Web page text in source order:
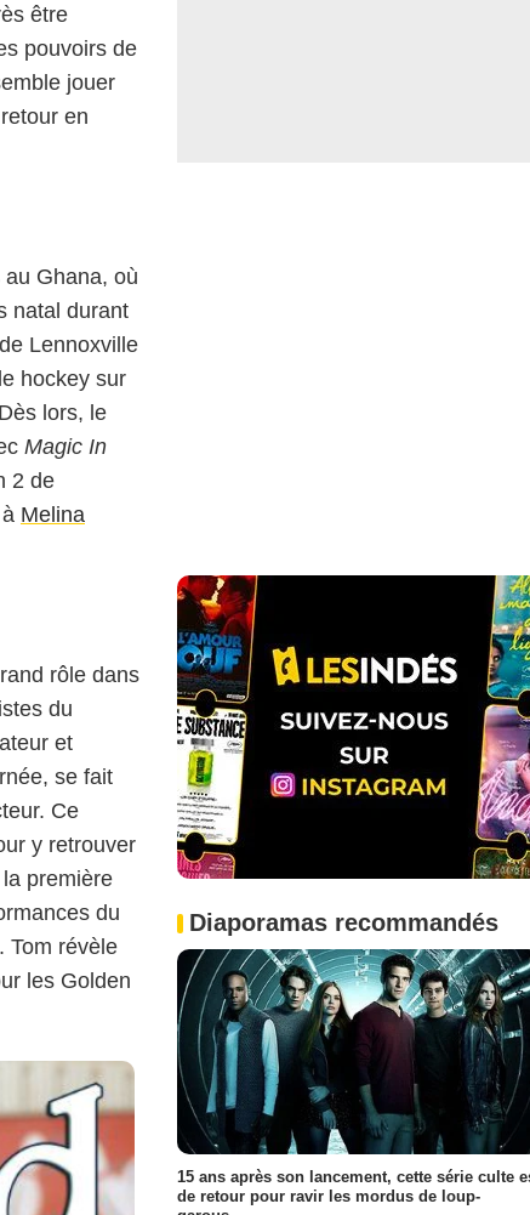
être
pouvoirs de
jouer
en
au Ghana, où
natal durant
Lennoxville
hockey sur
lors, le
Magic In
2 de
Melina
rôle dans
du
et
se fait
Ce
y retrouver
première
du
Tom révèle
les Golden
Diaporamas recommandés
15 ans après son lancement, cette série culte
de retour pour ravir les mordus de loup-